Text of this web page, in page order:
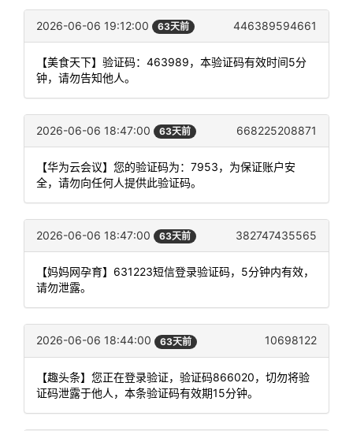
2026-06-06 19:12:00 63天前 446389594661
【美食天下】验证码：463989，本验证码有效时间5分
钟，请勿告知他人。
2026-06-06 18:47:00 63天前 668225208871
【华为云会议】您的验证码为：7953，为保证账户安
全，请勿向任何人提供此验证码。
2026-06-06 18:47:00 63天前 382747435565
【妈妈网孕育】631223短信登录验证码，5分钟内有效，
请勿泄露。
2026-06-06 18:44:00 63天前 10698122
【趣头条】您正在登录验证，验证码866020，切勿将验
证码泄露于他人，本条验证码有效期15分钟。